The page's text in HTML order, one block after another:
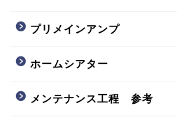
プリメインアンプ
ホームシアター
メンテナンス工程 参考